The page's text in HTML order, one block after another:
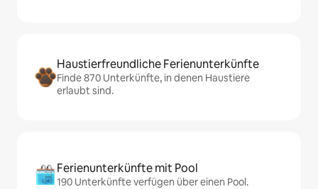
Haustierfreundliche Ferienunterkünfte
Finde 870 Unterkünfte, in denen Haustiere
erlaubt sind.
Ferienunterkünfte mit Pool
190 Unterkünfte verfügen über einen Pool.